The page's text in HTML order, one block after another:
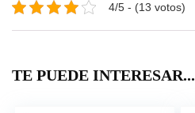
4/5 - (13 votos)
TE PUEDE INTERESAR...